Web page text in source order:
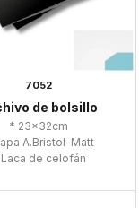
7052
de bolsillo
* 23x32cm
A.Bristol-Matt
de celofán